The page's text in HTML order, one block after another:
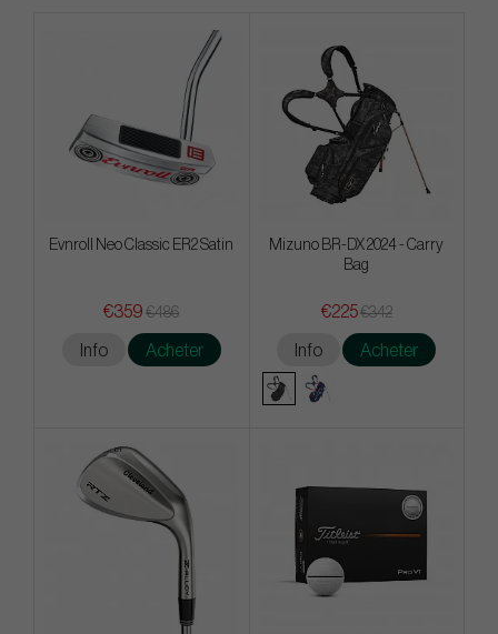
Evnroll Neo Classic ER2 Satin
€359 €486
Info Acheter
Mizuno BR-DX 2024 - Carry
Bag
€225€342
Info Acheter